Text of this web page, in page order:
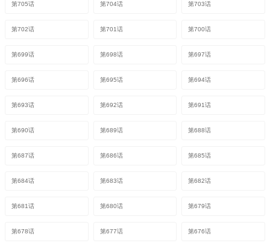
第705话 第704话 第703话
第702话 第701话 第700话
第699话 第698话 第697话
第696话 第695话 第694话
第693话 第692话 第691话
第690话 第689话 第688话
第687话 第686话 第685话
第684话 第683话 第682话
第681话 第680话 第679话
第678话 第677话 第676话